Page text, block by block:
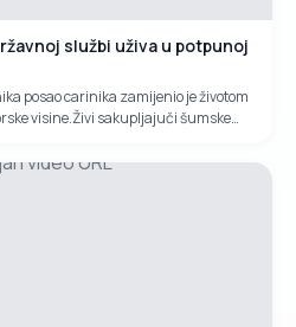
službi uživa u potpunoj
posao carinika zamijenio je životom
visine.Živi sakupljajuči šumske
video URL